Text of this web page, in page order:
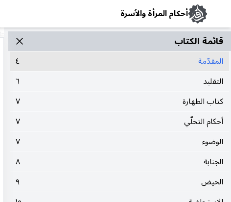
أحكام المرأة والاُسرة
قائمة الکتاب
المقدّمة
٤
التقليد
٦
كتاب الطهارة
٧
أحكام التخلّي
٧
الوضوء
٧
الجنابة
٨
الحيض
٩